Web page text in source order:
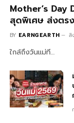
Mother’s
สุดพิเศษ ส่งตร
BY EARNGEARTH สิ
ใกล้ถึงวันแม่ที…